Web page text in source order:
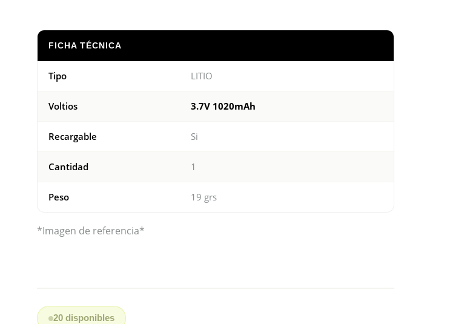
FICHA TÉCNICA
Tipo LITIO
Voltios 3.7V 1020mAh
Recargable Si
Cantidad 1
Peso 19 grs
*Imagen de referencia*
20 disponibles